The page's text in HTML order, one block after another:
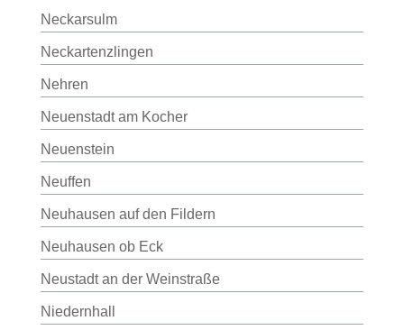
Neckarsulm
Neckartenzlingen
Nehren
Neuenstadt am Kocher
Neuenstein
Neuffen
Neuhausen auf den Fildern
Neuhausen ob Eck
Neustadt an der Weinstraße
Niedernhall